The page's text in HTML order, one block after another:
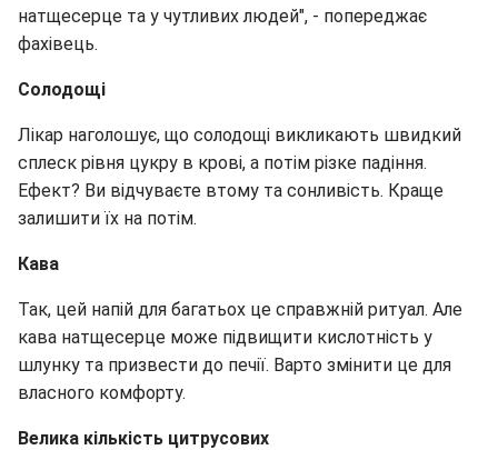
натщесерце та у чутливих людей", - попереджає
фахівець.
Солодощі
Лікар наголошує, що солодощі викликають швидкий
сплеск рівня цукру в крові, а потім різке падіння.
Ефект? Ви відчуваєте втому та сонливість. Краще
залишити їх на потім.
Кава
Так, цей напій для багатьох це справжній ритуал. Але
кава натщесерце може підвищити кислотність у
шлунку та призвести до печії. Варто змінити це для
власного комфорту.
Велика кількість цитрусових